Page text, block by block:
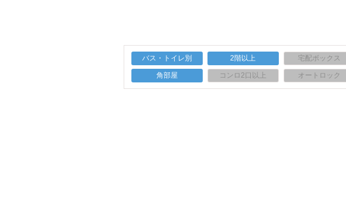
バス・トイレ別 2階以上 宅配ボックス
角部屋 コンロ2口以上 オートロック